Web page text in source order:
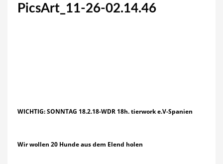
PicsArt_11-26-02.14.46
WICHTIG: SONNTAG 18.2.18-WDR 18h. tierwork e.V-Spanien
Wir wollen 20 Hunde aus dem Elend holen